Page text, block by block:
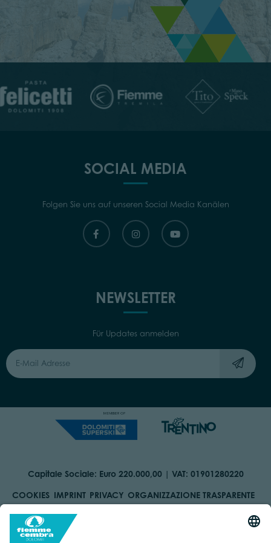
SOCIAL MEDIA
Folgen Sie uns auf unseren Social Media Kanälen
NEWSLETTER
Für Updates anmelden
Capitale Sociale: Euro 220.000,00 | VAT: 01901280220
COOKIES IMPRINT PRIVACY ORGANIZZAZIONE TRASPARENTE